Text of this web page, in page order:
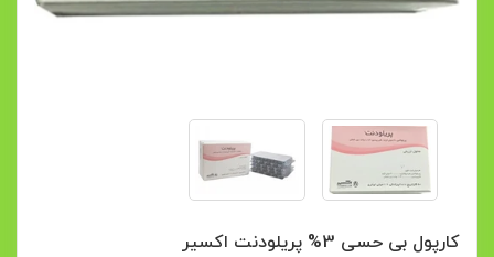
کارپول بی حسی 3% پریلودنت اکسیر